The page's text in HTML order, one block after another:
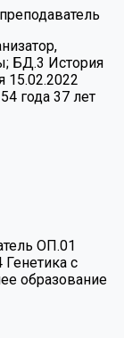
БД.3 История
15.02.2022
54 года 37 лет
ОП.01
с
образование